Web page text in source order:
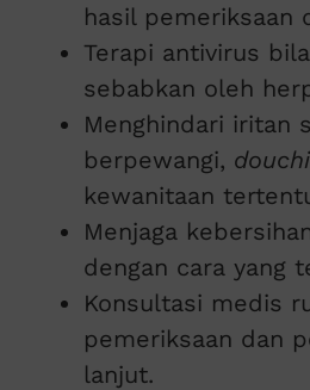
hasil pemeriksaan
Terapi antivirus
sebabkan oleh
Menghindari iritan
berpewangi,
kewanitaan
Menjaga
dengan cara yang
Konsultasi medis
pemeriksaan dan
lanjut.